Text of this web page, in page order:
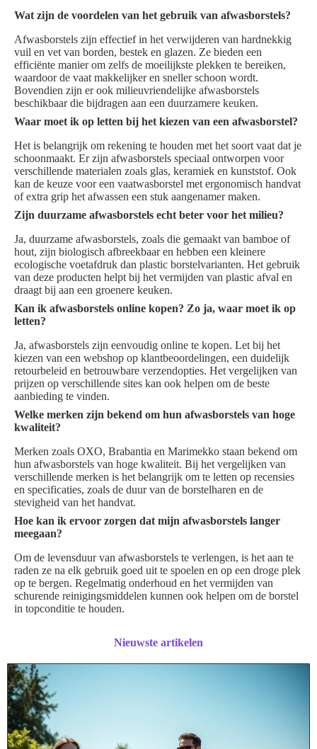
Wat zijn de voordelen van het gebruik van afwasborstels?
Afwasborstels zijn effectief in het verwijderen van hardnekkig
vuil en vet van borden, bestek en glazen. Ze bieden een
efficiënte manier om zelfs de moeilijkste plekken te bereiken,
waardoor de vaat makkelijker en sneller schoon wordt.
Bovendien zijn er ook milieuvriendelijke afwasborstels
beschikbaar die bijdragen aan een duurzamere keuken.
Waar moet ik op letten bij het kiezen van een afwasborstel?
Het is belangrijk om rekening te houden met het soort vaat dat je
schoonmaakt. Er zijn afwasborstels speciaal ontworpen voor
verschillende materialen zoals glas, keramiek en kunststof. Ook
kan de keuze voor een vaatwasborstel met ergonomisch handvat
of extra grip het afwassen een stuk aangenamer maken.
Zijn duurzame afwasborstels echt beter voor het milieu?
Ja, duurzame afwasborstels, zoals die gemaakt van bamboe of
hout, zijn biologisch afbreekbaar en hebben een kleinere
ecologische voetafdruk dan plastic borstelvarianten. Het gebruik
van deze producten helpt bij het vermijden van plastic afval en
draagt bij aan een groenere keuken.
Kan ik afwasborstels online kopen? Zo ja, waar moet ik op
letten?
Ja, afwasborstels zijn eenvoudig online te kopen. Let bij het
kiezen van een webshop op klantbeoordelingen, een duidelijk
retourbeleid en betrouwbare verzendopties. Het vergelijken van
prijzen op verschillende sites kan ook helpen om de beste
aanbieding te vinden.
Welke merken zijn bekend om hun afwasborstels van hoge
kwaliteit?
Merken zoals OXO, Brabantia en Marimekko staan bekend om
hun afwasborstels van hoge kwaliteit. Bij het vergelijken van
verschillende merken is het belangrijk om te letten op recensies
en specificaties, zoals de duur van de borstelharen en de
stevigheid van het handvat.
Hoe kan ik ervoor zorgen dat mijn afwasborstels langer
meegaan?
Om de levensduur van afwasborstels te verlengen, is het aan te
raden ze na elk gebruik goed uit te spoelen en op een droge plek
op te bergen. Regelmatig onderhoud en het vermijden van
schurende reinigingsmiddelen kunnen ook helpen om de borstel
in topconditie te houden.
Nieuwste artikelen